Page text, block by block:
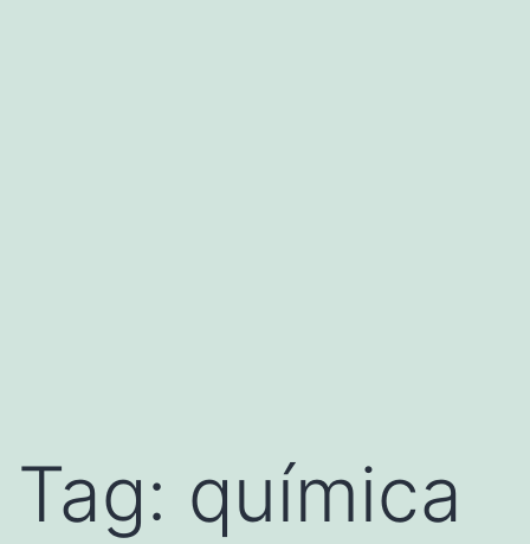
Tag: química